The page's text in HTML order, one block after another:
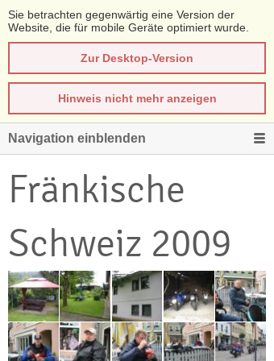
Sie betrachten gegenwärtig eine Version der
Website, die für mobile Geräte optimiert wurde.
Zur Desktop-Version
Hinweis nicht mehr anzeigen
Navigation einblenden
Fränkische
Schweiz 2009